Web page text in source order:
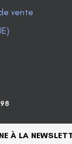
vente
À LA